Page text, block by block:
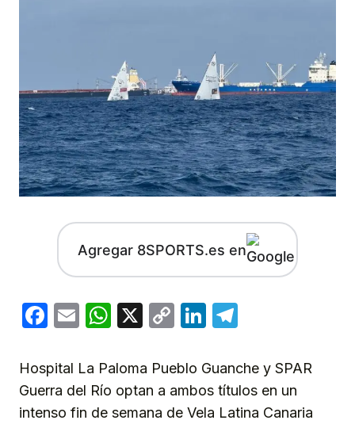
Agregar 8SPORTS.es en
Facebook
EmailWhatsApp
X
CopyLinkedIn
Hospital La Paloma Pueblo Guanche y SPAR
Guerra del Río optan a ambos títulos en un
intenso fin de semana de Vela Latina Canaria